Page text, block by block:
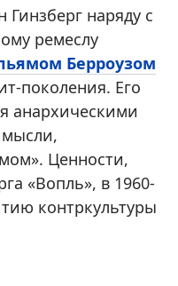
наряду с
ремеслу
Берроузом
поколения. Его
анархическими
Ценности,
«Вопль», в 1960-
контркультуры